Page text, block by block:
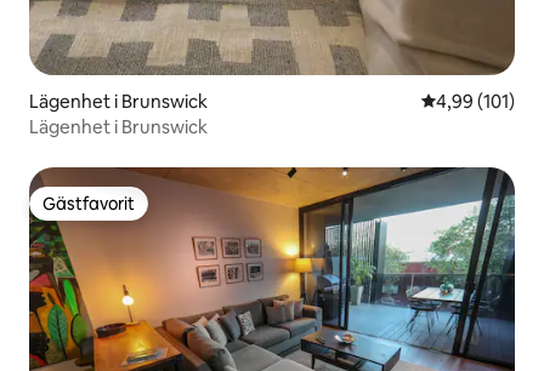
Lägenhet i Brunswick 4,99 av 5 i
4,99 (101)
Lägenhet i Brunswick
Gästfavorit
Gästfavorit